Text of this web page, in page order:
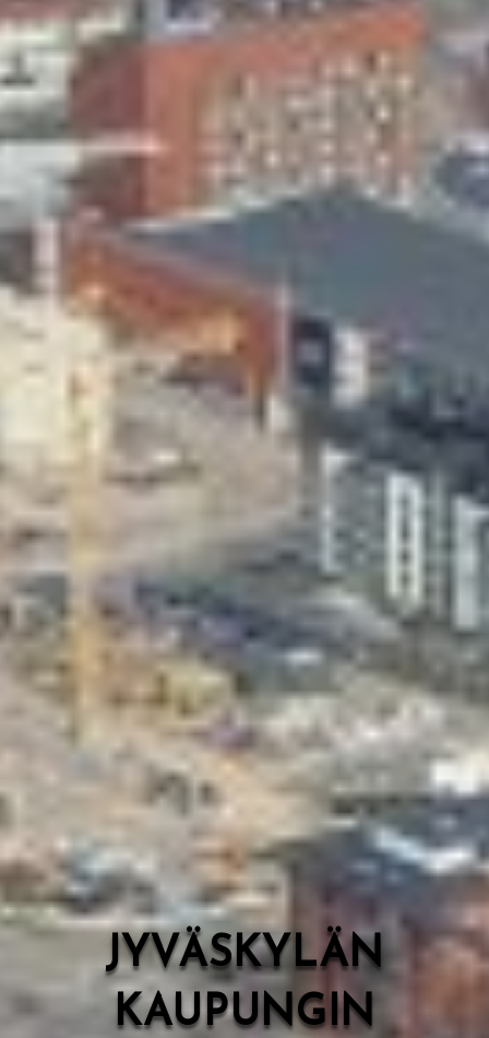
Skeittihalli
Varhaiskasvatus
Ateria- ja välipalamaksut
Mämminiemi
Taideapteekki
Kirjasto
Valon Kaupunki
Lasten Lysti & LystiKylä-festivaali
Ohje
English
JYVÄSKYLÄN
KAUPUNGIN